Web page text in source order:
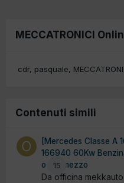
MECCATRONICI
cdr pasquale
Contenuti simili
15
[Mercedes Classe A
166940 60Kw
o 3 e mezzo
Da officina mekkauto